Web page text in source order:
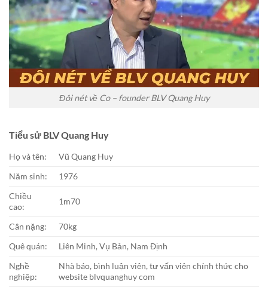
Đôi nét về Co – founder BLV Quang Huy
Tiểu sử BLV Quang Huy
Họ và tên:
Vũ Quang Huy
Năm sinh:
1976
Chiều
cao:
1m70
Cân nặng:
70kg
Quê quán:
Liên Minh, Vụ Bản, Nam Định
Nghề
nghiệp:
Nhà báo, bình luận viên, tư vấn viên chính thức cho
website blvquanghuy com